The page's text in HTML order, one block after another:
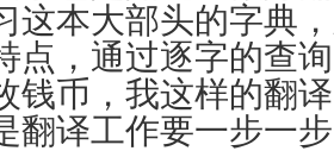
这本大部头的字典
点，通过逐字的查
钱币，我这样的翻
翻译工作要一步一